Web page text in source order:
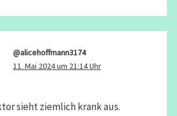
@alicehoffmann3174
11. Mai 2024 um 21:14 Uhr
sieht ziemlich krank aus.